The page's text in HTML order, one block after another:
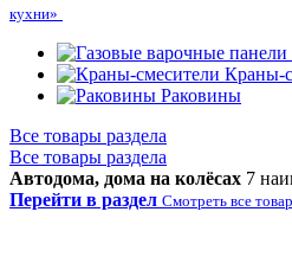
кухни»
Краны-
Раковины
Все товары раздела
Все товары раздела
Автодома, дома на колёсах 7
Перейти в раздел Смотреть все